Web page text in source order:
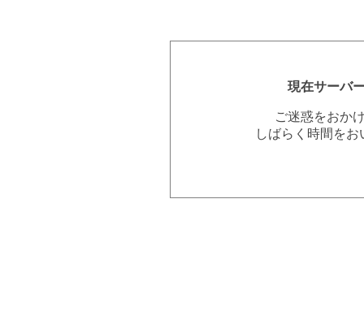
現在サーバ
ご迷惑をおか
しばらく時間を